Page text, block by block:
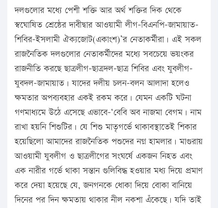
দলগুলোর মধ্যে পেশী শক্তি আর অর্থ শক্তির দিক থেকে
স্বঘোষিত শ্রেষ্ঠের দাবীদ্বার আওয়ামী লীগ-বিএনপি-জামায়াত-
শিবির-ইসলামী ঐক্যজোট(একাংশ)’র নেতাকর্মীরা। এই সকল
রাজনৈতিক দলগুলোর নেতাকর্মীদের মধ্যে সবচেয়ে ভয়ংকর
রাজনীতি করছে ছাত্রলীগ-ছাত্রদল-ছাত্র শিবির এবং যুবলীগ-
যুবদল-জামায়াত। যাদের দলীয় চলন-বলন আলাদা হলেও
ক্ষমতার অপব্যবহার একই রকম করে। যেমন একটি ঘটনা
গণমাধ্যমে উঠে এসেছে এভাবে-‘বেবি অব নাজমা বেগম। নাম
রাখা হয়নি শিশুটির। যে শিশু মাতৃগর্ভে থাকাবস্থাতেই শিকার
হয়েছিলো আমাদের রাজনৈতিক পশুদের নগ্ন হামলার। মাগুরায়
আওয়ামী যুবলীগ ও ছাত্রলীগের সংঘর্ষে একজন নিহত এবং
এক নারীর গর্ভে থাকা সন্তান গুলিবিদ্ধ হওয়ার মধ্য দিয়ে প্রমাণ
করে দেয়া হয়েছে যে, জনগনকে ধোকা দিয়ে বোকা বানিয়ে
দিনের পর দিন ক্ষমতায় থাকার নীল নকশা এঁকেছে। যদি তাই